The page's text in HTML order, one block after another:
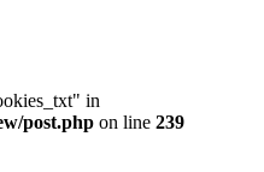
in
post.php on line 239